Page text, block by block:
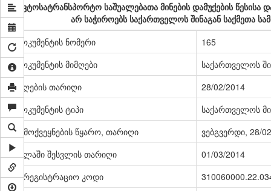
ავტოსატრანსპორტო საშუალებათა მინების დამუქების
არ საჭიროებს საქართველოს შინაგან საქმეთა
დოკუმენტის ნომერი
165
დოკუმენტის მიმღები
საქართველოს
მიღების თარიღი
28/02/2014
დოკუმენტის ტიპი
საქართველოს
გამოქვეყნების წყარო, თარიღი
ვებგვერდი, 28/
ძალაში შესვლის თარიღი
01/03/2014
სარეგისტრაციო კოდი